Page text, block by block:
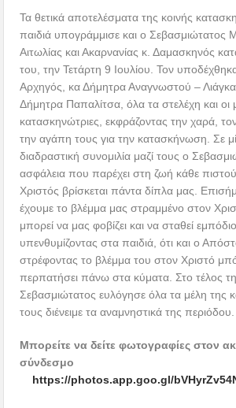
Τα θετικά αποτελέσματα της κοινής
παιδιά υπογράμμισε και ο Σεβασμιώτατος
Αιτωλίας και Ακαρνανίας κ. Δαμασκηνός
του, την Τετάρτη 9 Ιουλίου. Τον
Αρχηγός, κα Δήμητρα Αναγνωστού –
Δήμητρα Παπαλίτσα, όλα τα στελέχη και οι
κατασκηνώτριες, εκφράζοντας την χαρά,
την αγάπη τους για την κατασκήνωση. Σε
διαδραστική συνομιλία μαζί τους ο
ασφάλεια που παρέχει στη ζωή κάθε
Χριστός βρίσκεται πάντα δίπλα μας.
έχουμε το βλέμμα μας στραμμένο στον
μπορεί να μας φοβίζει και να σταθεί
υπενθυμίζοντας στα παιδιά, ότι και ο
στρέφοντας το βλέμμα του στον Χριστό
περπατήσει πάνω στα κύματα. Στο τέλος
Σεβασμιώτατος ευλόγησε όλα τα μέλη της
τους διένειμε τα αναμνηστικά της περιόδου.
Μπορείτε να δείτε φωτογραφίες στον
σύνδεσμο
https://photos.app.goo.gl/